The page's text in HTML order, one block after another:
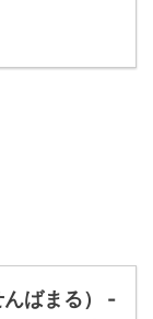
んばまる） -